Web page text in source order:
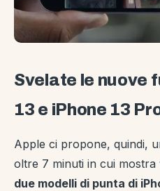
Svelate le nuove
13 e iPhone 13
Apple ci propone, quindi,
oltre 7 minuti in cui mostra
due modelli di punta di